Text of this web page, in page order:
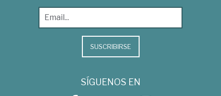
SUSCRIBIRSE
SÍGUENOS EN